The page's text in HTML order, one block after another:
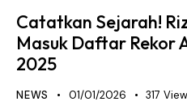
Catatkan Sejarah!
Masuk Daftar Rekor
2025
NEWS 01/01/2026 317